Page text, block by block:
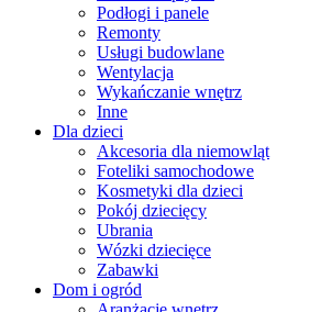
Podłogi i panele
Remonty
Usługi budowlane
Wentylacja
Wykańczanie wnętrz
Inne
Dla dzieci
Akcesoria dla niemowląt
Foteliki samochodowe
Kosmetyki dla dzieci
Pokój dziecięcy
Ubrania
Wózki dziecięce
Zabawki
Dom i ogród